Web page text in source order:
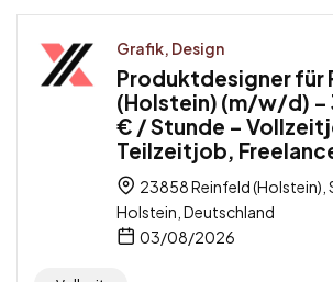
Grafik, Design
Produktdesigner für
(Holstein) (m/w/d)
€ / Stunde –
Teilzeitjob,
23858 Reinfeld (Holstein),
Holstein, Deutschland
03/08/2026